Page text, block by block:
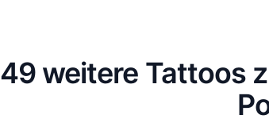
49 weitere Tattoos